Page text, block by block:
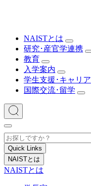
NAISTとは
研究･産官学連携
教育
入学案内
学生支援･キャリア
国際交流･留学
Quick Links
NAISTとは
NAISTとは